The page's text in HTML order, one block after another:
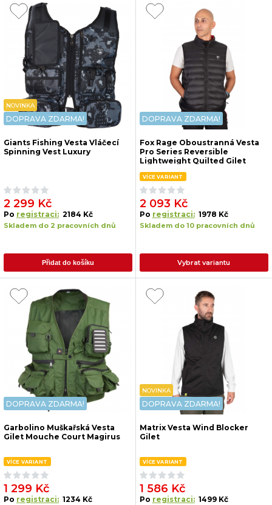
NOVINKA
DOPRAVA ZDARMA!
Giants Fishing Vesta Vláčecí
Spinning Vest Luxury
2 299 Kč
Po registraci: 2184 Kč
Skladem do 2 pracovních dnů
Přidat do košíku
DOPRAVA ZDARMA!
Fox Rage Oboustranná Vesta
Pro Series Reversible
Lightweight Quilted Gilet
Jacket
VÍCE VARIANT
2 093 Kč
Po registraci: 1978 Kč
Skladem do 10 pracovních dnů
Vybrat variantu
DOPRAVA ZDARMA!
Garbolino Muškařská Vesta
Gilet Mouche Court Magirus
VÍCE VARIANT
1 299 Kč
Po registraci: 1234 Kč
NOVINKA
DOPRAVA ZDARMA!
Matrix Vesta Wind Blocker
Gilet
VÍCE VARIANT
1 586 Kč
Po registraci: 1499 Kč